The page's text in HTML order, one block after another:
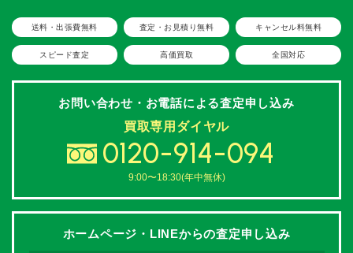
送料・出張費無料 査定・お見積り無料 キャンセル料無料
スピード査定 高価買取 全国対応
お問い合わせ・お電話による査定申し込み
買取専用ダイヤル
0120-914-094
9:00〜18:30(年中無休)
ホームページ・LINEからの査定申し込み